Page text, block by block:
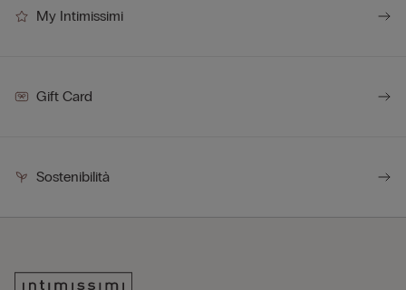
My Intimissimi
Gift Card
Sostenibilità